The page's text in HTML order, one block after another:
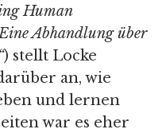
Human
Abhandlung über
) stellt Locke
an, wie
und lernen
war es eher